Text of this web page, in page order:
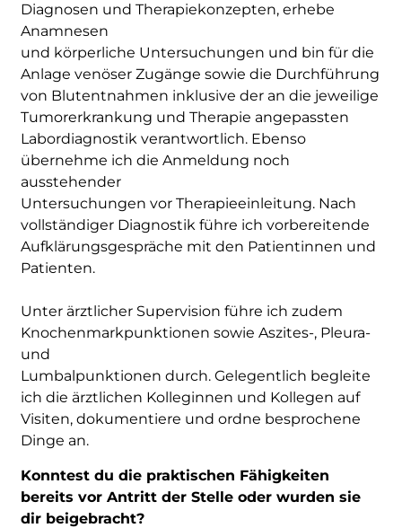
Diagnosen und Therapiekonzepten, erhebe
Anamnesen
und körperliche Untersuchungen und bin für die
Anlage venöser Zugänge sowie die Durchführung
von Blutentnahmen inklusive der an die jeweilige
Tumorerkrankung und Therapie angepassten
Labordiagnostik verantwortlich. Ebenso
übernehme ich die Anmeldung noch
ausstehender
Untersuchungen vor Therapieeinleitung. Nach
vollständiger Diagnostik führe ich vorbereitende
Aufklärungsgespräche mit den Patientinnen und
Patienten.
Unter ärztlicher Supervision führe ich zudem
Knochenmarkpunktionen sowie Aszites-, Pleura-
und
Lumbalpunktionen durch. Gelegentlich begleite
ich die ärztlichen Kolleginnen und Kollegen auf
Visiten, dokumentiere und ordne besprochene
Dinge an.
Konntest du die praktischen Fähigkeiten
bereits vor Antritt der Stelle oder wurden sie
dir beigebracht?